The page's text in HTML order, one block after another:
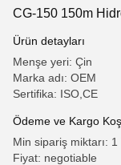
CG-150 150m
Ürün detayları
Menşe yeri: Çin
Marka adı: OEM
Sertifika: ISO,CE
Ödeme ve Kargo
Min sipariş miktarı: 1
Fiyat: negotiable